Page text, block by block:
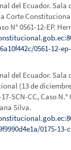
del Ecuador. Sala
Corte
N° 0561-12-EP.
0561-12-
del Ecuador. Sala
(13 de
SCN-CC, Caso N.°
Silva.
0175-13-